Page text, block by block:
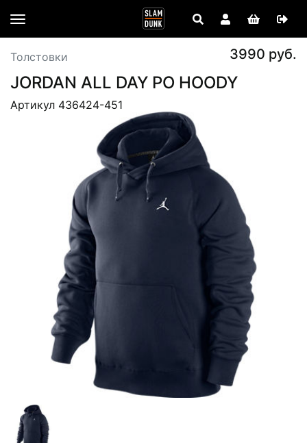
Толстовки 3990 руб.
JORDAN ALL DAY PO HOODY
Артикул 436424-451